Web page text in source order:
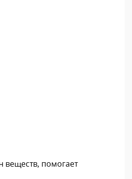
веществ, помогает